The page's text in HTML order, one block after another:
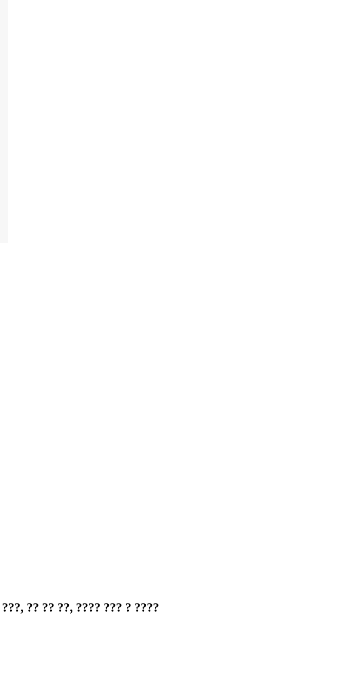
?? ?? ??, ???? ??? ? ????